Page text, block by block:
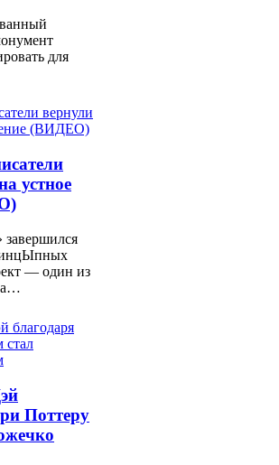
для
устное
завершился
— один из
Поттеру